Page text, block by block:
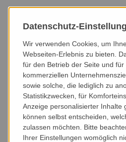
NÄCHSTE 3 MONATE NÄCHSTE 6
VERANSTALTUNGSART
Datenschutz-
Wir verwenden Cookies, um
Webseiten-Erlebnis zu bieten.
für den Betrieb der Seite und
kommerziellen
sowie solche, die lediglich zu
Statistikzwecken, für
Anzeige personalisierter Inhalte
können selbst entscheiden,
zulassen möchten. Bitte
Ihrer Einstellungen womöglich